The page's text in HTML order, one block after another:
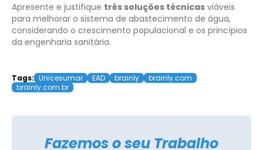
Apresente e justifique três soluções técnicas viáveis
para melhorar o sistema de abastecimento de água,
considerando o crescimento populacional e os princípios
da engenharia sanitária.
Tags: Unicesumar EAD brainly
brainly.com
brainly.com.br
Fazemos o seu Trabalho